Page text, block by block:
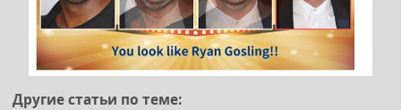
Другие статьи по теме: